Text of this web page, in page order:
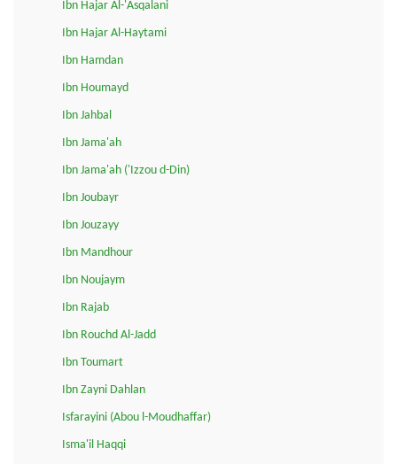
Ibn Hajar Al-'Asqalani
Ibn Hajar Al-Haytami
Ibn Hamdan
Ibn Houmayd
Ibn Jahbal
Ibn Jama'ah
Ibn Jama'ah ('Izzou d-Din)
Ibn Joubayr
Ibn Jouzayy
Ibn Mandhour
Ibn Noujaym
Ibn Rajab
Ibn Rouchd Al-Jadd
Ibn Toumart
Ibn Zayni Dahlan
Isfarayini (Abou l-Moudhaffar)
Isma'il Haqqi